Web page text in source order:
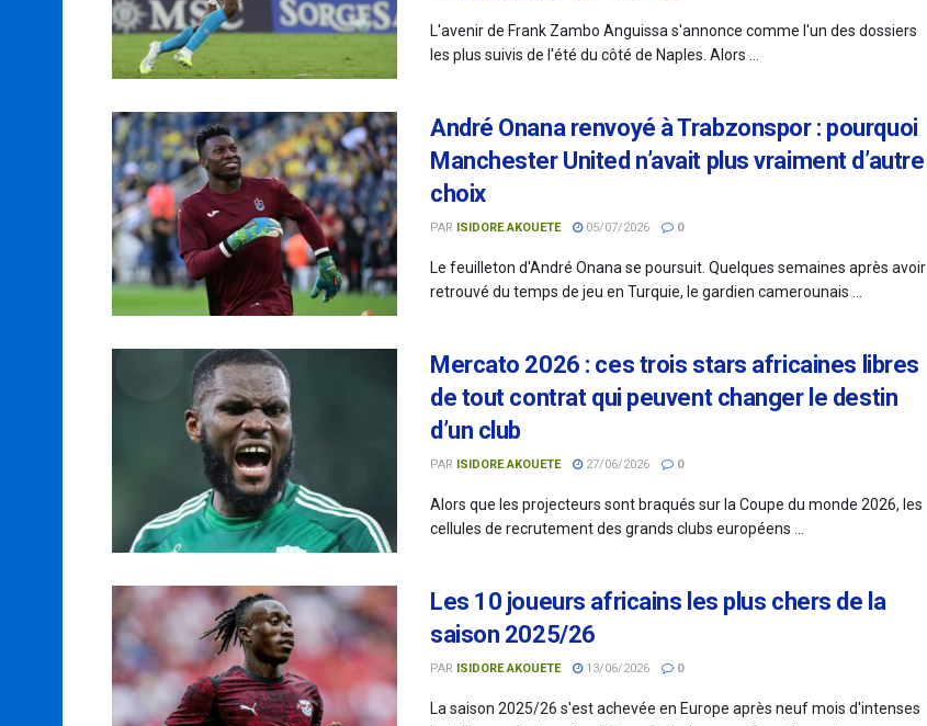
L'avenir de Frank Zambo Anguissa s'annonce comme l'un des dossiers
les plus suivis de l'été du côté de Naples. Alors ...
André Onana renvoyé à Trabzonspor : pourquoi
Manchester United n’avait plus vraiment d’autre
choix
PAR ISIDORE AKOUETE 05/07/2026 0
Le feuilleton d'André Onana se poursuit. Quelques semaines après avoir
retrouvé du temps de jeu en Turquie, le gardien camerounais ...
Mercato 2026 : ces trois stars africaines libres
de tout contrat qui peuvent changer le destin
d’un club
PAR ISIDORE AKOUETE 27/06/2026 0
Alors que les projecteurs sont braqués sur la Coupe du monde 2026, les
cellules de recrutement des grands clubs européens ...
Les 10 joueurs africains les plus chers de la
saison 2025/26
PAR ISIDORE AKOUETE 13/06/2026 0
La saison 2025/26 s'est achevée en Europe après neuf mois d'intenses